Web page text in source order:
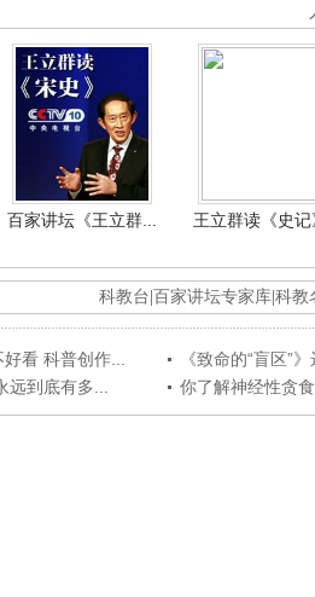
百家讲坛《王立群... 王立群读《史
科教台 百家讲坛专家库 科教
看 科普创作...
《致命的“盲区”
远到底有多...
你了解神经性贪